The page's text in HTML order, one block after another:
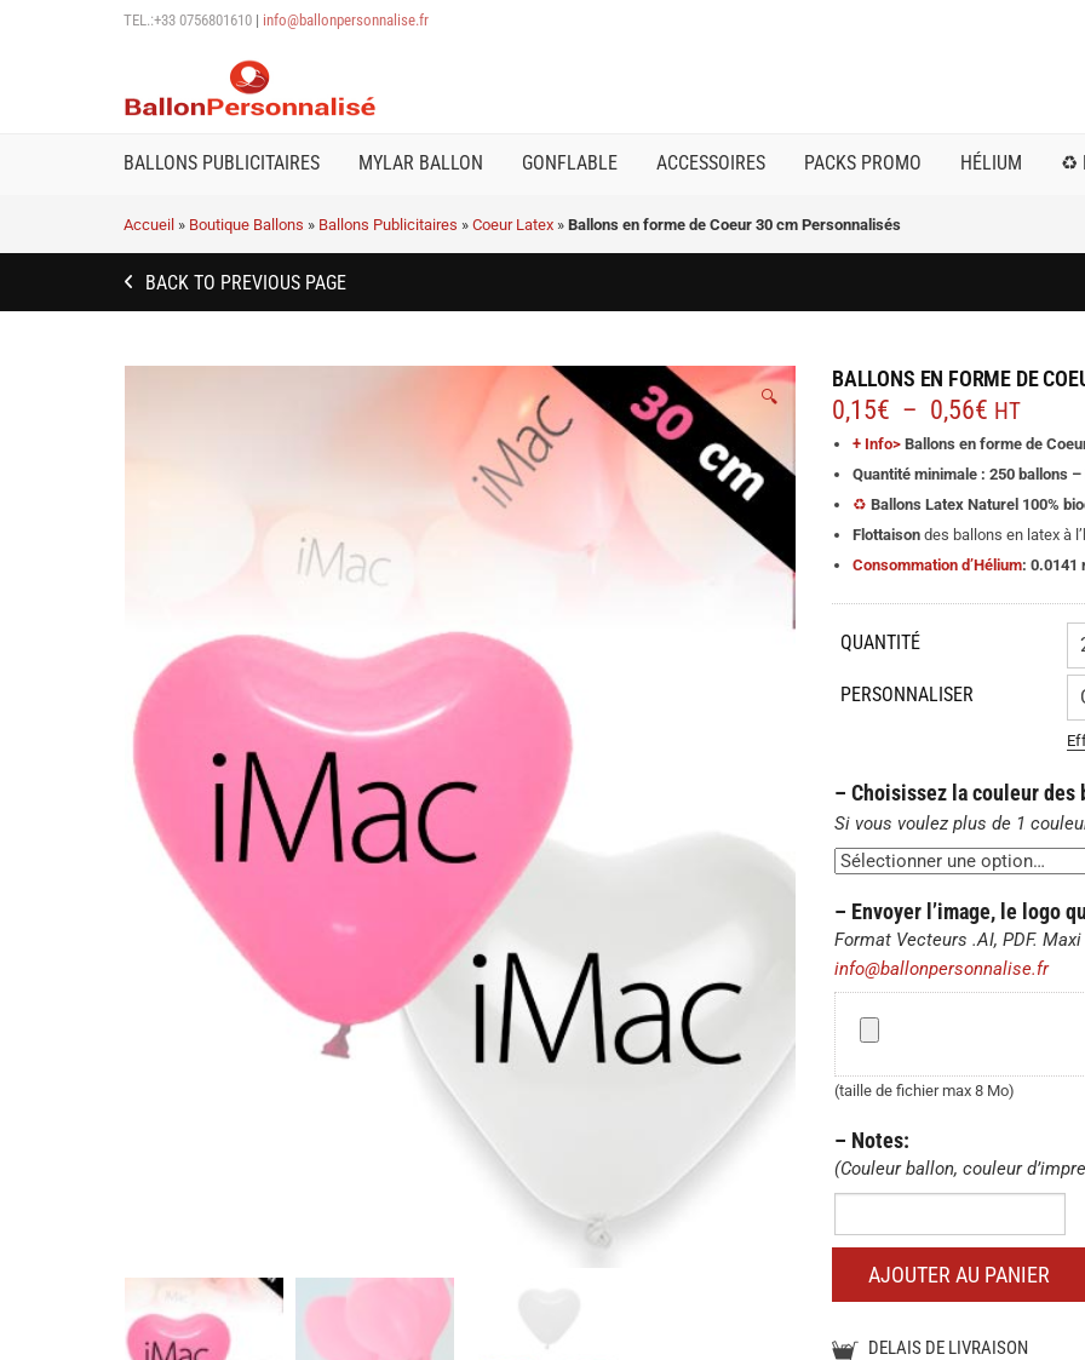
TEL.:+33 0756801610 | info@ballonpersonnalise.fr
BALLONS PUBLICITAIRES MYLAR BALLON GONFLABLE ACCESSOIRES PACKS PROMO HÉLIUM ♻️
Accueil » Boutique Ballons » Ballons Publicitaires » Coeur Latex » Ballons en forme de Coeur 30 cm Personnalisés
BACK TO PREVIOUS PAGE
🔍
BALLONS EN FORME DE
0,15€ – 0,56€ Plage
de
prix :
0,15€
à
0,56€
HT
+ Info> Ballons en forme de
Quantité minimale : 250 ballons
♻️ Ballons Latex Naturel 100%
Flottaison des ballons en latex à
Consommation d’Hélium: 0.0141
QUANTITÉ
PERSONNALISER
– Choisissez la couleur des
Si vous voulez plus de 1
– Envoyer l’image, le logo
Format Vecteurs .AI, PDF.
info@ballonpersonnalise.fr
–
Envoyer
l’image,
le
que
vous
voulez
imprimer
(taille de fichier max 8 Mo)
– Notes:
(Couleur ballon, couleur
Notes:
AJOUTER AU PANIER
DELAIS DE LIVRAISON